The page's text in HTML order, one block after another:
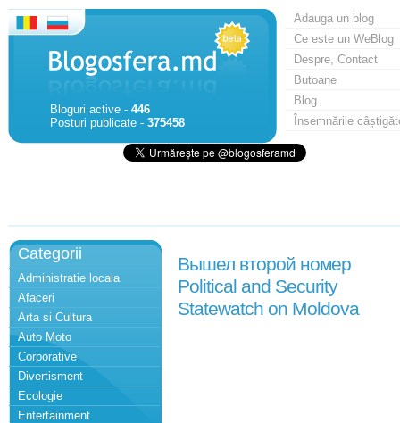
Bloguri active - 446
Posturi publicate - 375458
Adauga un blog
Ce este un WeBlog
Despre, Contact
Butoane
Blog
Însemnările
Categorii
Administratie locala
Afaceri
Arta si Cultura
Auto Moto
Corporative
Divertisment
Ecologie
Entertainment
Вышел второй номер
Political and Security
Statewatch on Moldova